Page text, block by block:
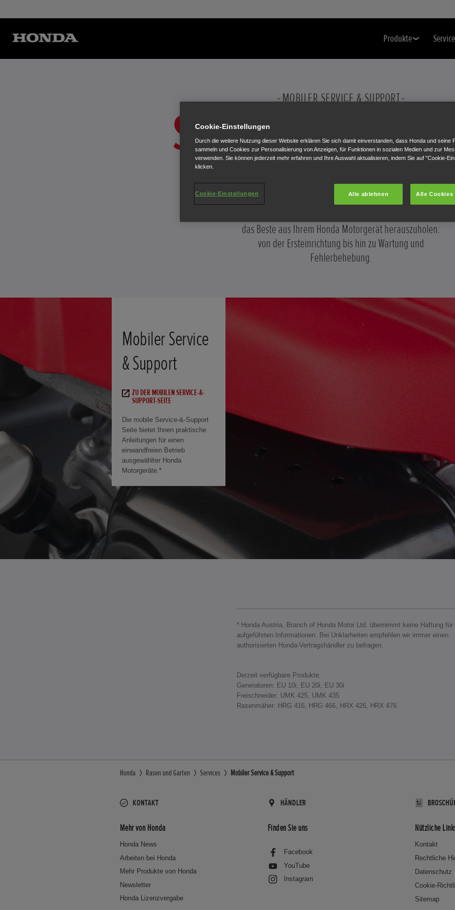
Produkte
MOBILER SERVICE & SUPPORT
SCHRITT-FÜR-
ANLEITUNGEN
das Beste aus Ihrem Honda Motorgerät herauszuholen:
von der Ersteinrichtung bis hin zu Wartung und
Fehlerbehebung.
Mobiler Service
& Support
ZU DER MOBILEN SERVICE-&-
SUPPORT-SEITE
Die mobile Service-&-Support
Seite bietet Ihnen praktische
Anleitungen für einen
einwandfreien Betrieb
ausgewählter Honda
Motorgeräte.*
* Honda Austria, Branch of Honda Motor Ltd. übernimmt keine Haftung für
aufgeführten Informationen. Bei Unklarheiten empfehlen wir immer einen
authorisierten Honda-Vertragshändler zu befragen.
Derzeit verfügbare Produkte:
Generatoren: EU 10i, EU 20i, EU 30i
Freischneider: UMK 425, UMK 435
Rasenmäher: HRG 416, HRG 466, HRX 426, HRX 476
Honda Rasen und Garten Services Mobiler Service & Support
KONTAKT HÄNDLER
Mehr von Honda
Honda News
Arbeiten bei Honda
Mehr Produkte von Honda
Newsletter
Honda Lizenzvergabe
Finden Sie uns
Facebook
YouTube
Instagram
Nützliche
Kontakt
Rechtliche
Datenschutz
Cookie-
Sitemap
Cookie-Einstellungen
Durch die weitere Nutzung dieser Website erklären Sie sich damit einverstanden, dass Honda und seine
sammeln und Cookies zur Personalisierung von Anzeigen, für Funktionen in sozialen Medien und zur
verwenden. Sie können jederzeit mehr erfahren und Ihre Auswahl aktualisieren, indem Sie auf "Cookie-
klicken.
Alle ablehnen Alle Cookies
Cookie-Einstellungen